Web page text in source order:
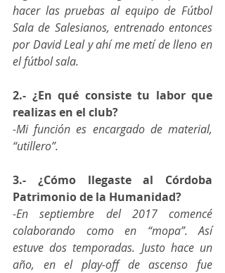
hacer las pruebas al equipo de Fútbol
Sala de Salesianos, entrenado entonces
por David Leal y ahí me metí de lleno en
el fútbol sala.
2.- ¿En qué consiste tu labor que
realizas en el club?
-Mi función es encargado de material,
“utillero”.
3.- ¿Cómo llegaste al Córdoba
Patrimonio de la Humanidad?
-En septiembre del 2017 comencé
colaborando como en “mopa”. Así
estuve dos temporadas. Justo hace un
año, en el play-off de ascenso fue